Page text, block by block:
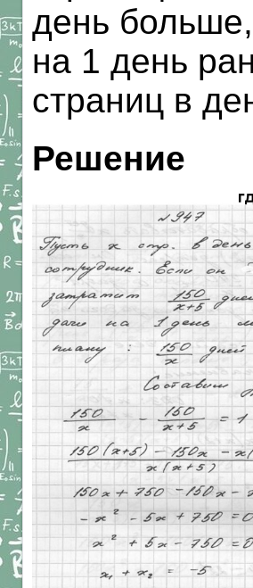
день
на 1 день
страниц в
Решение